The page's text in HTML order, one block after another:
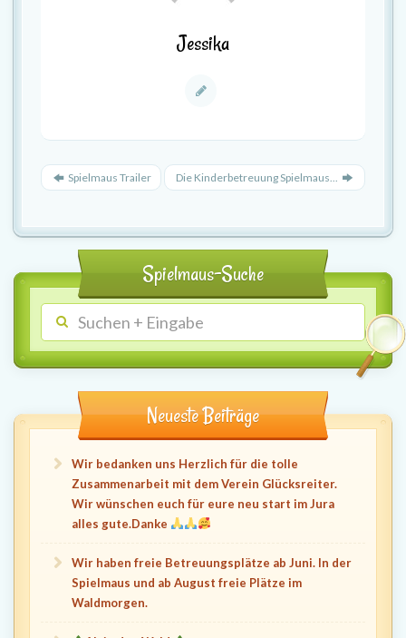
Jessika
Spielmaus Trailer Die Kinderbetreuung Spielmaus...
Spielmaus-Suche
Neueste Beiträge
Wir bedanken uns Herzlich für die tolle
Zusammenarbeit mit dem Verein Glücksreiter.
Wir wünschen euch für eure neu start im Jura
alles gute.Danke
Wir haben freie Betreuungsplätze ab Juni. In der
Spielmaus und ab August freie Plätze im
Waldmorgen.